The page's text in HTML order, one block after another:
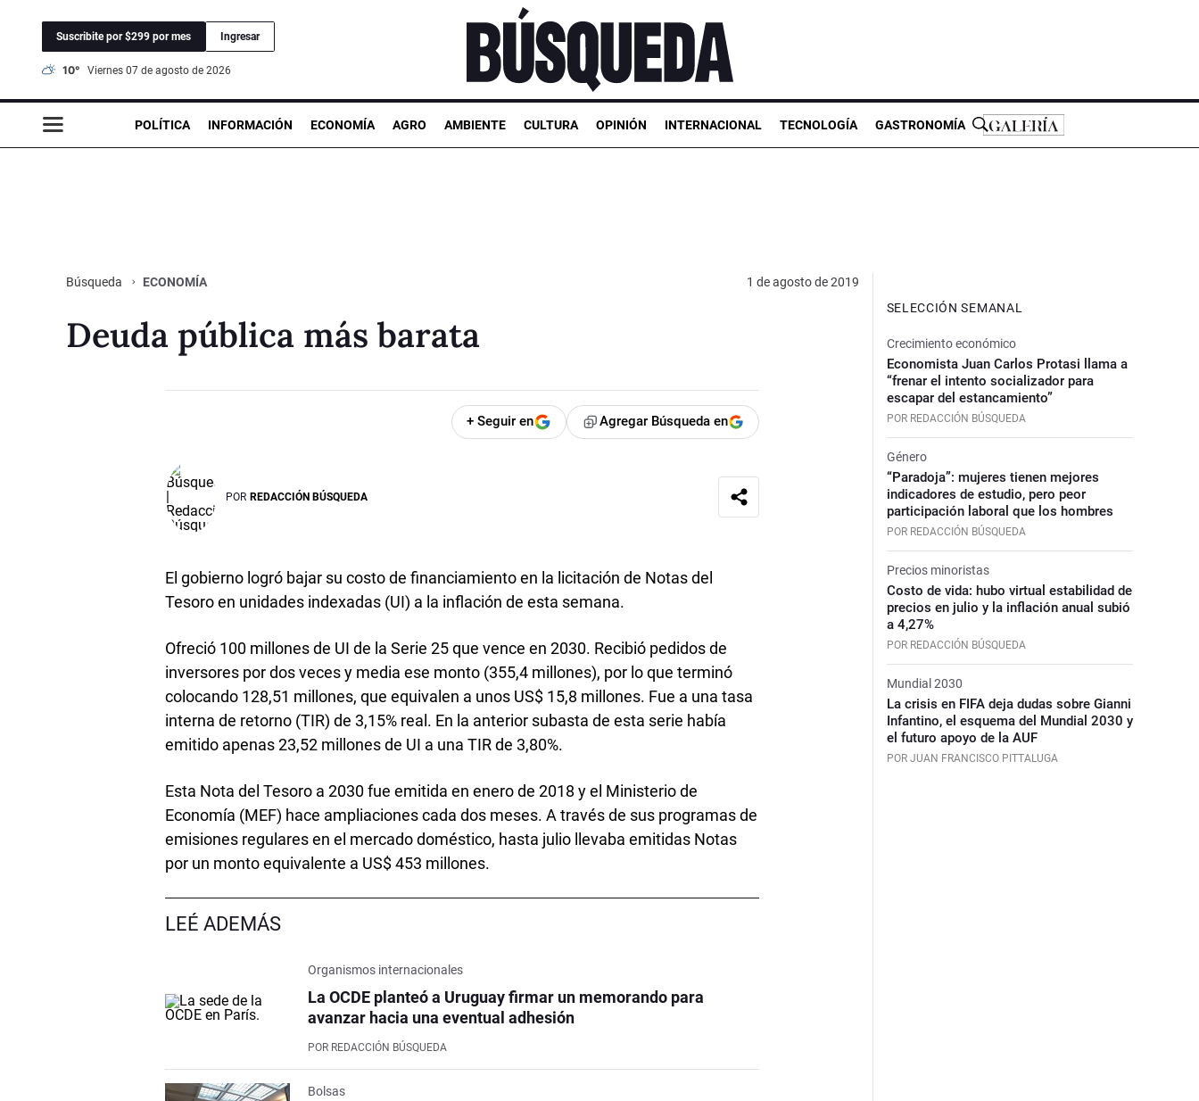
Suscribite por $299 por mes Ingresar
10° viernes 07 de agosto de 2026
POLÍTICA INFORMACIÓN ECONOMÍA AGRO AMBIENTE CULTURA OPINIÓN INTERNACIONAL TECNOLOGÍA GASTRONOMÍA
Búsqueda ECONOMÍA 1 de agosto de 2019
Deuda pública más barata
+ Seguir en Agregar Búsqueda en
POR REDACCIÓN BÚSQUEDA
El gobierno logró bajar su costo de financiamiento en la licitación de Notas del
Tesoro en unidades indexadas (UI) a la inflación de esta semana.
Ofreció 100 millones de UI de la Serie 25 que vence en 2030. Recibió pedidos de
inversores por dos veces y media ese monto (355,4 millones), por lo que terminó
colocando 128,51 millones, que equivalen a unos US$ 15,8 millones. Fue a una tasa
interna de retorno (TIR) de 3,15% real. En la anterior subasta de esta serie había
emitido apenas 23,52 millones de UI a una TIR de 3,80%.
Esta Nota del Tesoro a 2030 fue emitida en enero de 2018 y el Ministerio de
Economía (MEF) hace ampliaciones cada dos meses. A través de sus programas de
emisiones regulares en el mercado doméstico, hasta julio llevaba emitidas Notas
por un monto equivalente a US$ 453 millones.
LEÉ ADEMÁS
Organismos internacionales
La OCDE planteó a Uruguay firmar un memorando para
avanzar hacia una eventual adhesión
POR REDACCIÓN BÚSQUEDA
Bolsas
SELECCIÓN SEMANAL
Crecimiento económico
Economista Juan Carlos Protasi llama a
“frenar el intento socializador para
escapar del estancamiento”
POR REDACCIÓN BÚSQUEDA
Género
“Paradoja”: mujeres tienen mejores
indicadores de estudio, pero peor
participación laboral que los hombres
POR REDACCIÓN BÚSQUEDA
Precios minoristas
Costo de vida: hubo virtual estabilidad de
precios en julio y la inflación anual subió
a 4,27%
POR REDACCIÓN BÚSQUEDA
Mundial 2030
La crisis en FIFA deja dudas sobre Gianni
Infantino, el esquema del Mundial 2030 y
el futuro apoyo de la AUF
POR JUAN FRANCISCO PITTALUGA